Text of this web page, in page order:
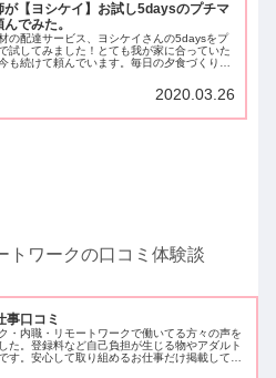
が【ヨシケイ】お試し5daysのプチマ
でみた。
の配達サービス、ヨシケイさんの5daysをプ
試してみました！とても我が家に合っていた
も続けて頼んでいます。毎日の夕食づくりっ
好きなのですが、自炊に負担を強...2020.03.26
トワークの口コミ体験談
事口コミ
・内職・リモートワークで働いてる方々の声を
た。登録料など自己負担が生じる物やアダルト
す。安心して取り組めるお仕事だけ掲載してい